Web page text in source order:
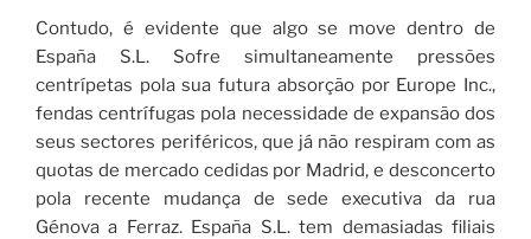
Contudo, é evidente que algo se move dentro de
España S.L. Sofre simultaneamente pressões
centrípetas pola sua futura absorção por Europe Inc.,
fendas centrífugas pola necessidade de expansão dos
seus sectores periféricos, que já não respiram com as
quotas de mercado cedidas por Madrid, e desconcerto
pola recente mudança de sede executiva da rua
Génova a Ferraz. España S.L. tem demasiadas filiais